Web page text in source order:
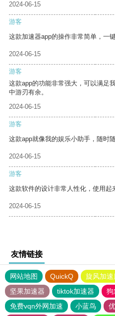
2024-06-15
游客
这款加速器app的操作非常简单，一
2024-06-15
游客
这款app的功能非常强大，可以满足
中游刃有余。
2024-06-15
游客
这款app就像我的娱乐小助手，随时
2024-06-15
游客
这款软件的设计非常人性化，使用起
2024-06-15
友情链接
网站地图 QuickQ 旋风加速
坚果加速器
tiktok加速器
狗
免费vqn外网加速
小蓝鸟